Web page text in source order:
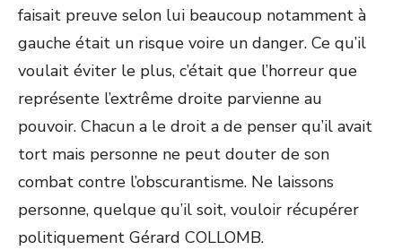
faisait preuve selon lui beaucoup notamment à
gauche était un risque voire un danger. Ce qu’il
voulait éviter le plus, c’était que l’horreur que
représente l’extrême droite parvienne au
pouvoir. Chacun a le droit a de penser qu’il avait
tort mais personne ne peut douter de son
combat contre l’obscurantisme. Ne laissons
personne, quelque qu’il soit, vouloir récupérer
politiquement Gérard COLLOMB.